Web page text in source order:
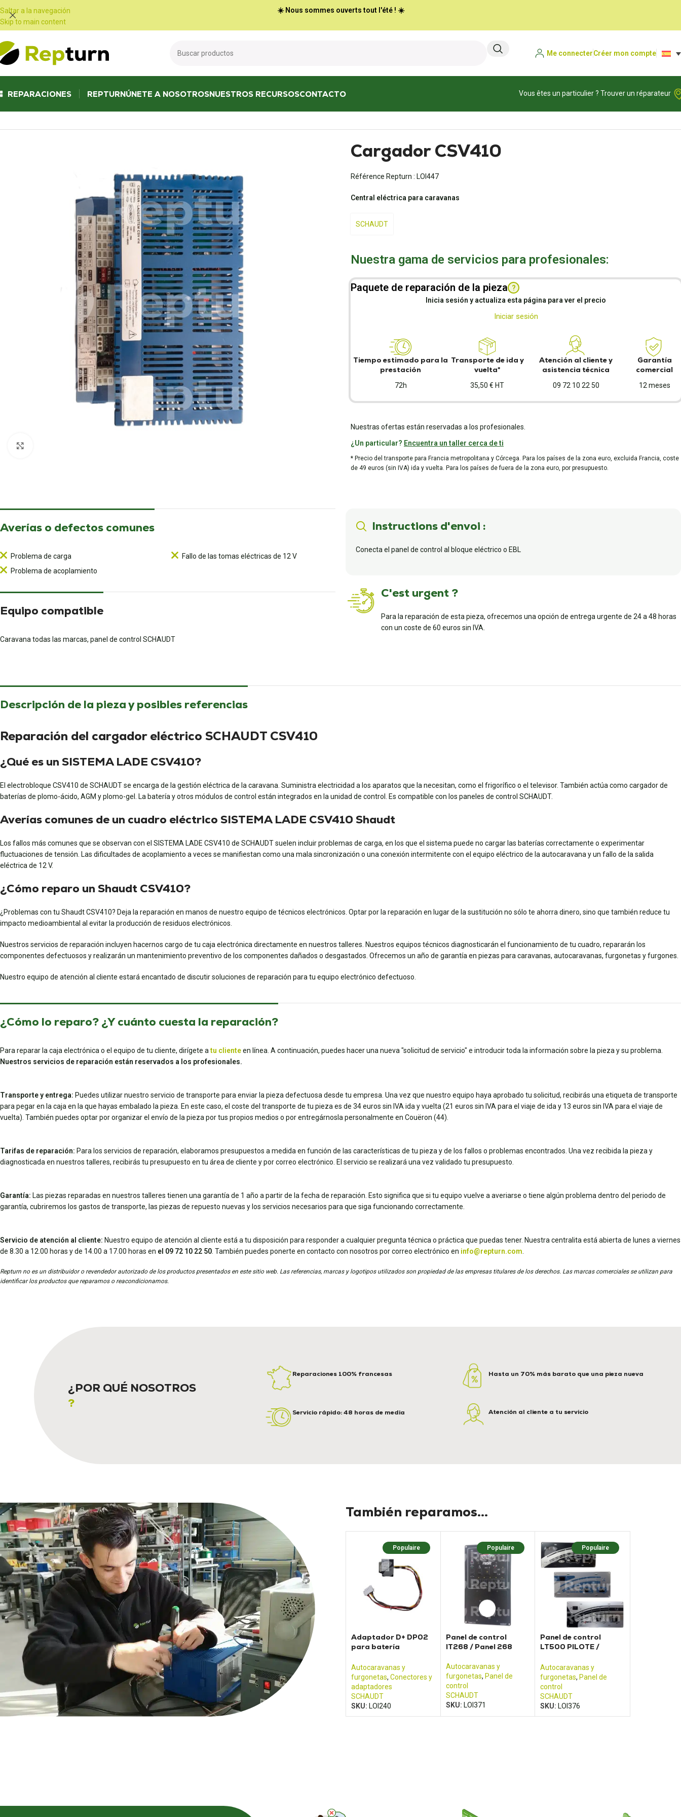
Saltar a la navegación
Skip to main content
☀️ Nous sommes ouverts tout l'été ! ☀️
Me connecterCréer mon compte
REPARACIONES REPTURNÚNETE A NOSOTROSNUESTROS RECURSOSCONTACTO
Vous êtes un particulier ? Trouver un réparateur
Cargador CSV410
Référence Repturn : LOI447
Central eléctrica para caravanas
SCHAUDT
Nuestra gama de servicios para profesionales:
Paquete de reparación de la pieza ?
Inicia sesión y actualiza esta página para ver el precio
Iniciar sesión
Tiempo estimado para la
prestación
72h
Transporte de ida y
vuelta*
35,50 € HT
Atención al cliente y
asistencia técnica
09 72 10 22 50
Garantía
comercial
12 meses
Nuestras ofertas están reservadas a los profesionales.
¿Un particular? Encuentra un taller cerca de ti
* Precio del transporte para Francia metropolitana y Córcega. Para los países de la zona euro, excluida Francia, coste
de 49 euros (sin IVA) ida y vuelta. Para los países de fuera de la zona euro, por presupuesto.
Averías o defectos comunes
Problema de carga
Problema de acoplamiento
Fallo de las tomas eléctricas de 12 V
Equipo compatible
Caravana todas las marcas, panel de control SCHAUDT
Instructions d'envoi :
Conecta el panel de control al bloque eléctrico o EBL
C'est urgent ?
Para la reparación de esta pieza, ofrecemos una opción de entrega urgente de 24 a 48 horas
con un coste de 60 euros sin IVA.
Descripción de la pieza y posibles referencias
Reparación del cargador eléctrico SCHAUDT CSV410
¿Qué es un SISTEMA LADE CSV410?
El electrobloque CSV410 de SCHAUDT se encarga de la gestión eléctrica de la caravana. Suministra electricidad a los aparatos que la necesitan, como el frigorífico o el televisor. También actúa como cargador de
baterías de plomo-ácido, AGM y plomo-gel. La batería y otros módulos de control están integrados en la unidad de control. Es compatible con los paneles de control SCHAUDT.
Averías comunes de un cuadro eléctrico SISTEMA LADE CSV410 Shaudt
Los fallos más comunes que se observan con el SISTEMA LADE CSV410 de SCHAUDT suelen incluir problemas de carga, en los que el sistema puede no cargar las baterías correctamente o experimentar
fluctuaciones de tensión. Las dificultades de acoplamiento a veces se manifiestan como una mala sincronización o una conexión intermitente con el equipo eléctrico de la autocaravana y un fallo de la salida
eléctrica de 12 V.
¿Cómo reparo un Shaudt CSV410?
¿Problemas con tu Shaudt CSV410? Deja la reparación en manos de nuestro equipo de técnicos electrónicos. Optar por la reparación en lugar de la sustitución no sólo te ahorra dinero, sino que también reduce tu
impacto medioambiental al evitar la producción de residuos electrónicos.
Nuestros servicios de reparación incluyen hacernos cargo de tu caja electrónica directamente en nuestros talleres. Nuestros equipos técnicos diagnosticarán el funcionamiento de tu cuadro, repararán los
componentes defectuosos y realizarán un mantenimiento preventivo de los componentes dañados o desgastados. Ofrecemos un año de garantía en piezas para caravanas, autocaravanas, furgonetas y furgones.
Nuestro equipo de atención al cliente estará encantado de discutir soluciones de reparación para tu equipo electrónico defectuoso.
¿Cómo lo reparo? ¿Y cuánto cuesta la reparación?
Para reparar la caja electrónica o el equipo de tu cliente, dirígete atu clienteen línea. A continuación, puedes hacer una nueva "solicitud de servicio" e introducir toda la información sobre la pieza y su problema.
Nuestros servicios de reparación están reservados a los profesionales.
Transporte y entrega: Puedes utilizar nuestro servicio de transporte para enviar la pieza defectuosa desde tu empresa. Una vez que nuestro equipo haya aprobado tu solicitud, recibirás una etiqueta de transporte
para pegar en la caja en la que hayas embalado la pieza. En este caso, el coste del transporte de tu pieza es de 34 euros sin IVA ida y vuelta (21 euros sin IVA para el viaje de ida y 13 euros sin IVA para el viaje de
vuelta). También puedes optar por organizar el envío de la pieza por tus propios medios o por entregárnosla personalmente en Couëron (44).
Tarifas de reparación: Para los servicios de reparación, elaboramos presupuestos a medida en función de las características de tu pieza y de los fallos o problemas encontrados. Una vez recibida la pieza y
diagnosticada en nuestros talleres, recibirás tu presupuesto en tu área de cliente y por correo electrónico. El servicio se realizará una vez validado tu presupuesto.
Garantía: Las piezas reparadas en nuestros talleres tienen una garantía de 1 año a partir de la fecha de reparación. Esto significa que si tu equipo vuelve a averiarse o tiene algún problema dentro del periodo de
garantía, cubriremos los gastos de transporte, las piezas de repuesto nuevas y los servicios necesarios para que siga funcionando correctamente.
Servicio de atención al cliente: Nuestro equipo de atención al cliente está a tu disposición para responder a cualquier pregunta técnica o práctica que puedas tener. Nuestra centralita está abierta de lunes a viernes
de 8.30 a 12.00 horas y de 14.00 a 17.00 horas en el 09 72 10 22 50 . También puedes ponerte en contacto con nosotros por correo electrónico en info@repturn.com
Repturn no es un distribuidor o revendedor autorizado de los productos presentados en este sitio web. Las referencias, marcas y logotipos utilizados son propiedad de las empresas titulares de los derechos. Las marcas comerciales se utilizan para
identificar los productos que reparamos o reacondicionamos.
¿POR QUÉ NOSOTROS
?
Reparaciones 100% francesas
Servicio rápido: 48 horas de media
Hasta un 70% más barato que una pieza nueva
Atención al cliente a tu servicio
También reparamos...
Populaire
Adaptador D+ DP02
para batería
Autocaravanas y
furgonetas, Conectores y
adaptadores
SCHAUDT
SKU: LOI240
Populaire
Panel de control
IT268 / Panel 268
Autocaravanas y
furgonetas, Panel de
control
SCHAUDT
SKU: LOI371
Populaire
Panel de control
LT500 PILOTE /
Autocaravanas y
furgonetas, Panel de
control
SCHAUDT
SKU: LOI376